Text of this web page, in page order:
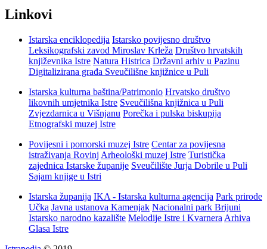
Linkovi
Istarska enciklopedija Istarsko povijesno društvo
Leksikografski zavod Miroslav Krleža Društvo hrvatskih
književnika Istre Natura Histrica Državni arhiv u Pazinu
Digitalizirana građa Sveučilišne knjižnice u Puli
Istarska kulturna baština/Patrimonio Hrvatsko društvo
likovnih umjetnika Istre Sveučilišna knjižnica u Puli
Zvjezdarnica u Višnjanu Porečka i pulska biskupija
Etnografski muzej Istre
Povijesni i pomorski muzej Istre Centar za povijesna
istraživanja Rovinj Arheološki muzej Istre Turistička
zajednica Istarske županije Sveučilište Jurja Dobrile u Puli
Sajam knjige u Istri
Istarska županija IKA - Istarska kulturna agencija Park prirode
Učka Javna ustanova Kamenjak Nacionalni park Brijuni
Istarsko narodno kazalište Melodije Istre i Kvarnera Arhiva
Glasa Istre